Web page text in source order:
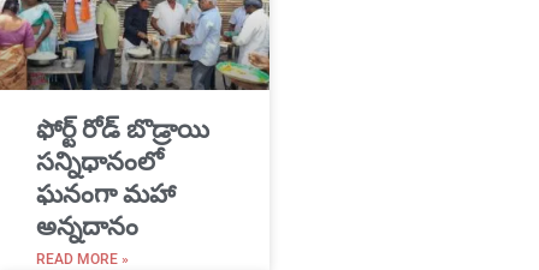
​ఫోర్ట్ రోడ్ బొడ్రాయి
సన్నిధానంలో
ఘనంగా మహా
అన్నదానం
READ MORE »